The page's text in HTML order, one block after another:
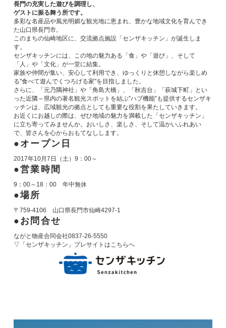
長門の充実した遊びを調理し、
ゲストに振る舞う所です。
多彩な名産品や風光明媚な観光地に恵まれ、豊かな地域文化を育んでき
た山口県長門市。
このまちの仙崎地区に、交流拠点施設「センザキッチン」が誕生しま
す。
センザキッチンには、この地の魅力ある「食」や「遊び」、そして
「人」や「文化」が一堂に結集。
家族や仲間が集い、安心して利用でき、ゆっくりと休憩しながら楽しめ
る"食べて遊んでくつろげる家"を目指しました。
さらに、「元乃隅神社」や「角島大橋」、「秋吉台」「萩城下町」とい
った近隣～県内の著名観光スポットを結ぶ”ハブ機能”も提供するセンザキ
ッチンは、広域観光の拠点としても重要な役割を果たしていきます。
お近くにお越しの際は、ぜひ地域の魅力を満載した「センザキッチン」
に立ち寄ってみませんか。おいしさ、楽しさ、そして温かいふれあい
で、皆さんを心からおもてなしします。
オープン日
2017年10月7日（土）9：00～
営業時間
9：00～18：00 年中無休
場所
〒759-4106 山口県長門市仙崎4297-1
お問合せ
ながと物産合同会社0837-26-5550
▽「センザキッチン」プレサイトはこちらへ